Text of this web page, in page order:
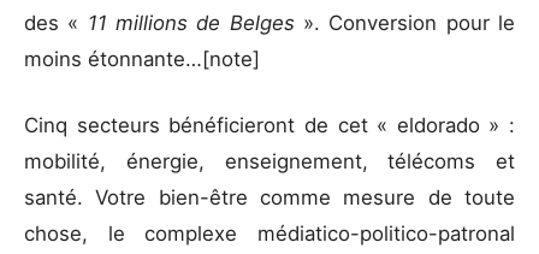
des « 11 millions de Belges ». Conversion pour le
moins étonnante…[note]
Cinq secteurs bénéficieront de cet « eldorado » :
mobilité, énergie, enseignement, télécoms et
santé. Votre bien-être comme mesure de toute
chose, le complexe médiatico-politico-patronal